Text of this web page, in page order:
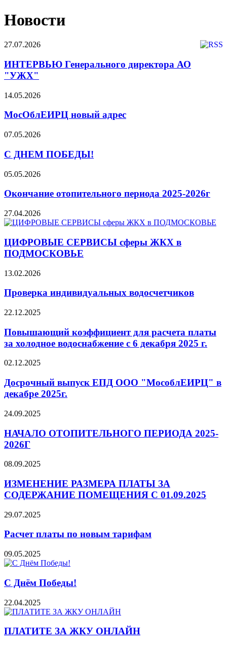
Новости
27.07.2026
ИНТЕРВЬЮ Генерального директора АО
"УЖХ"
14.05.2026
МосОблЕИРЦ новый адрес
07.05.2026
С ДНЕМ ПОБЕДЫ!
05.05.2026
Окончание отопительного периода 2025-2026г
27.04.2026
ЦИФРОВЫЕ СЕРВИСЫ сферы ЖКХ в
ПОДМОСКОВЬЕ
13.02.2026
Проверка индивидуальных водосчетчиков
22.12.2025
Повышающий коэффициент для расчета платы
за холодное водоснабжение с 6 декабря 2025 г.
02.12.2025
Досрочный выпуск ЕПД ООО "МособлЕИРЦ" в
декабре 2025г.
24.09.2025
НАЧАЛО ОТОПИТЕЛЬНОГО ПЕРИОДА 2025-
2026Г
08.09.2025
ИЗМЕНЕНИЕ РАЗМЕРА ПЛАТЫ ЗА
СОДЕРЖАНИЕ ПОМЕЩЕНИЯ С 01.09.2025
29.07.2025
Расчет платы по новым тарифам
09.05.2025
С Днём Победы!
22.04.2025
ПЛАТИТЕ ЗА ЖКУ ОНЛАЙН